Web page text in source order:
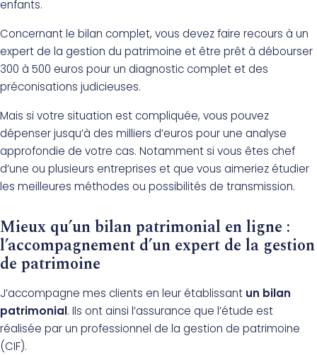
enfants.
Concernant le bilan complet, vous devez faire recours à un
expert de la gestion du patrimoine et être prêt à débourser
300 à 500 euros pour un diagnostic complet et des
préconisations judicieuses.
Mais si votre situation est compliquée, vous pouvez
dépenser jusqu’à des milliers d’euros pour une analyse
approfondie de votre cas. Notamment si vous êtes chef
d’une ou plusieurs entreprises et que vous aimeriez étudier
les meilleures méthodes ou possibilités de transmission.
Mieux qu’un bilan patrimonial en ligne :
l’accompagnement d’un expert de la gestion
de patrimoine
J’accompagne mes clients en leur établissant un bilan
patrimonial. Ils ont ainsi l’assurance que l’étude est
réalisée par un professionnel de la gestion de patrimoine
(CIF).